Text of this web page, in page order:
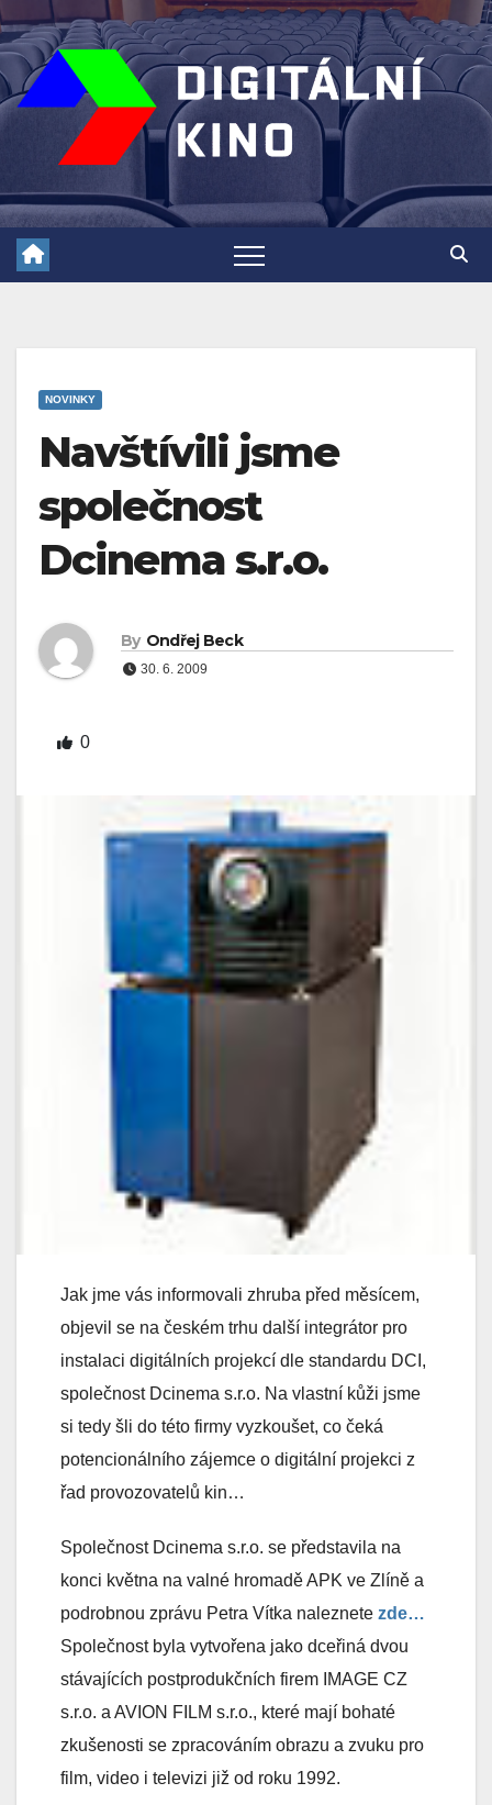
Skip
to
content
NOVINKY
Navštívili jsme
společnost
Dcinema s.r.o.
By Ondřej Beck
30. 6. 2009
0
Jak jme vás informovali zhruba před měsícem,
objevil se na českém trhu další integrátor pro
instalaci digitálních projekcí dle standardu DCI,
společnost Dcinema s.r.o. Na vlastní kůži jsme
si tedy šli do této firmy vyzkoušet, co čeká
potencionálního zájemce o digitální projekci z
řad provozovatelů kin…
Společnost Dcinema s.r.o. se představila na
konci května na valné hromadě APK ve Zlíně a
podrobnou zprávu Petra Vítka naleznete zde…
Společnost byla vytvořena jako dceřiná dvou
stávajících postprodukčních firem IMAGE CZ
s.r.o. a AVION FILM s.r.o., které mají bohaté
zkušenosti se zpracováním obrazu a zvuku pro
film, video i televizi již od roku 1992.